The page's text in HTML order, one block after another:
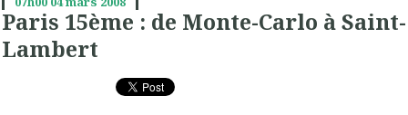
Paris 15ème : de Monte-Carlo à Saint-
Lambert